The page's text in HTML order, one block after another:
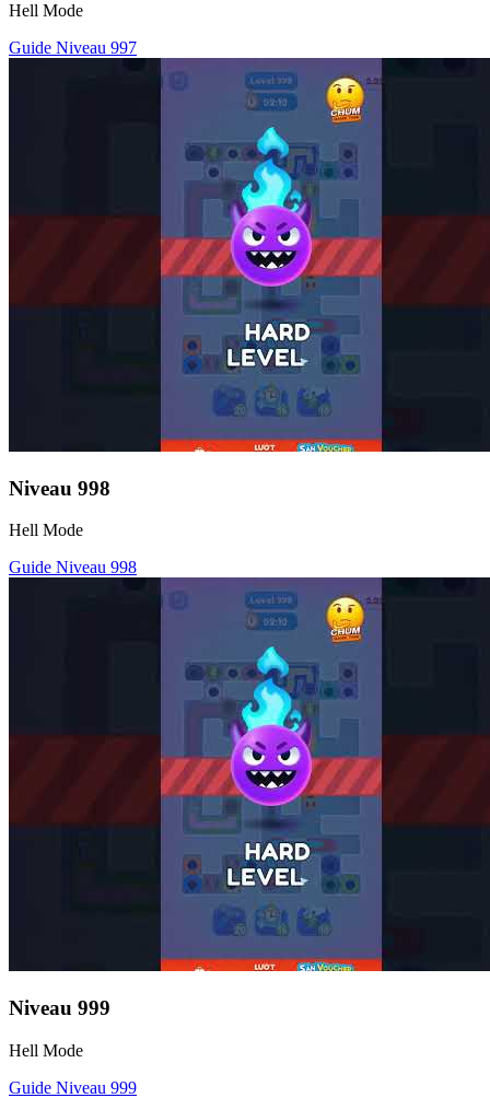
Hell Mode
Guide Niveau 997
Niveau 998
Hell Mode
Guide Niveau 998
Niveau 999
Hell Mode
Guide Niveau 999